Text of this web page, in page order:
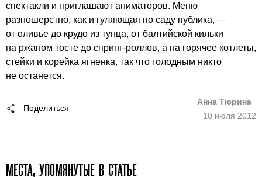
спектакли и приглашают аниматоров. Меню
разношерстно, как и гуляющая по саду публика, —
от оливье до крудо из тунца, от балтийской кильки
на ржаном тосте до спринг-роллов, а на горячее котлеты,
стейки и корейка ягненка, так что голодным никто
не останется.
Поделиться
Анна Тюрина
10 июля 2012
МЕСТА, УПОМЯНУТЫЕ В СТАТЬЕ